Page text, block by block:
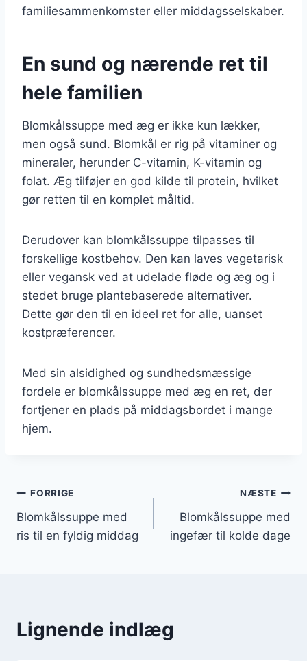
familiesammenkomster eller middagsselskaber.
En sund og nærende ret til
hele familien
Blomkålssuppe med æg er ikke kun lækker,
men også sund. Blomkål er rig på vitaminer og
mineraler, herunder C-vitamin, K-vitamin og
folat. Æg tilføjer en god kilde til protein, hvilket
gør retten til en komplet måltid.
Derudover kan blomkålssuppe tilpasses til
forskellige kostbehov. Den kan laves vegetarisk
eller vegansk ved at udelade fløde og æg og i
stedet bruge plantebaserede alternativer.
Dette gør den til en ideel ret for alle, uanset
kostpræferencer.
Med sin alsidighed og sundhedsmæssige
fordele er blomkålssuppe med æg en ret, der
fortjener en plads på middagsbordet i mange
hjem.
Indlægsnavigation
FORRIGE
Blomkålssuppe med
ris til en fyldig middag
NÆSTE
Blomkålssuppe med
ingefær til kolde dage
Lignende indlæg